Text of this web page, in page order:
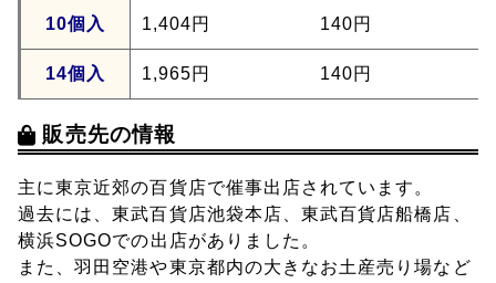
10個入 1,404円 140円
14個入 1,965円 140円
販売先の情報
主に東京近郊の百貨店で催事出店されています。
過去には、東武百貨店池袋本店、東武百貨店船橋店、
横浜SOGOでの出店がありました。
また、羽田空港や東京都内の大きなお土産売り場など